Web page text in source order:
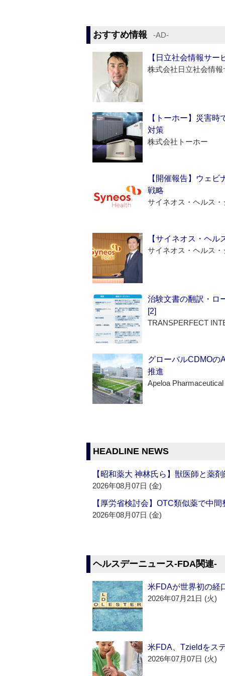
おすすめ情報 ‐AD‐
【日立社会情報サ
株式会社日立社会情報
【トーホー】災害
対策
株式会社トーホー
【開催報告】ウェ
戦略
サイネオス・ヘルス
【サイネオス・ヘ
サイネオス・ヘルス
治験文書の翻訳・ロ
[2]
TRANSPERFECT
グローバルCDMOの
推進
Apeloa Pharmaceutical
HEADLINE NEWS
【昭和薬大 神林氏ら】獣医師と薬
2026年08月07日 (金)
【厚労省検討会】OTC類似薬で中
2026年08月07日 (金)
ヘルスデーニュース‐FDA関連‐
米FDAが世界初の経
2026年07月21日 (火)
米FDA、Tzieldをス
2026年07月07日 (火)